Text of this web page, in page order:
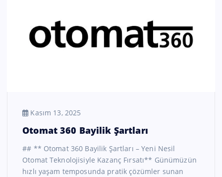
Kasım 13, 2025
Otomat 360 Bayilik Şartları
## ** Otomat 360 Bayilik Şartları – Yeni Nesil
Otomat Teknolojisiyle Kazanç Fırsatı** Günümüzün
hızlı yaşam temposunda pratik çözümler sunan